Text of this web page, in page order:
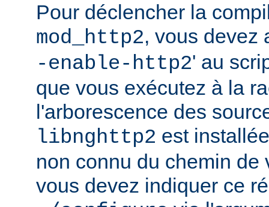
Pour déclencher la
mod_http2, vous devez
-enable-http2' au
que vous exécutez à la
l'arborescence des
libnghttp2 est
non connu du chemin de
vous devez indiquer ce